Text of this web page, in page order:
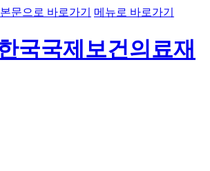
본문으로 바로가기 메뉴로 바로가기